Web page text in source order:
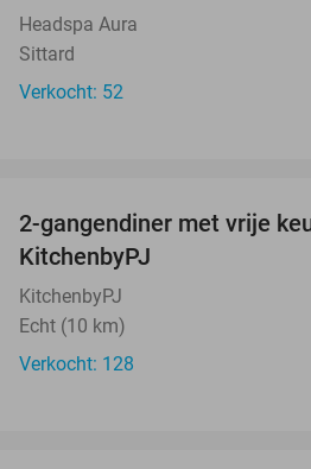
Headspa Aura
Sittard
Verkocht: 52
2-gangendiner met vrije
KitchenbyPJ
KitchenbyPJ
Echt (10 km)
Verkocht: 128